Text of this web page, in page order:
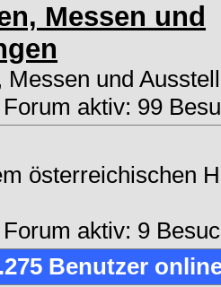
Messen und
Messen und
aktiv: 99
österreichischen
aktiv: 9
Benutzer